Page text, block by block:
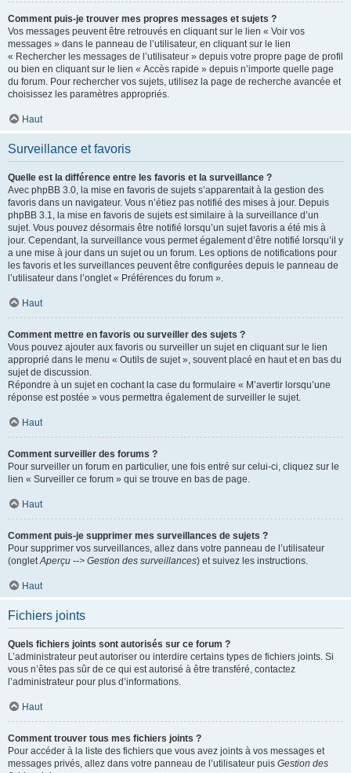
Comment puis-je trouver mes propres messages et sujets ?
Vos messages peuvent être retrouvés en cliquant sur le lien « Voir vos
messages » dans le panneau de l’utilisateur, en cliquant sur le lien
« Rechercher les messages de l’utilisateur » depuis votre propre page de profil
ou bien en cliquant sur le lien « Accès rapide » depuis n’importe quelle page
du forum. Pour rechercher vos sujets, utilisez la page de recherche avancée et
choisissez les paramètres appropriés.
Haut
Surveillance et favoris
Quelle est la différence entre les favoris et la surveillance ?
Avec phpBB 3.0, la mise en favoris de sujets s’apparentait à la gestion des
favoris dans un navigateur. Vous n’étiez pas notifié des mises à jour. Depuis
phpBB 3.1, la mise en favoris de sujets est similaire à la surveillance d’un
sujet. Vous pouvez désormais être notifié lorsqu’un sujet favoris a été mis à
jour. Cependant, la surveillance vous permet également d’être notifié lorsqu’il y
a une mise à jour dans un sujet ou un forum. Les options de notifications pour
les favoris et les surveillances peuvent être configurées depuis le panneau de
l’utilisateur dans l’onglet « Préférences du forum ».
Haut
Comment mettre en favoris ou surveiller des sujets ?
Vous pouvez ajouter aux favoris ou surveiller un sujet en cliquant sur le lien
approprié dans le menu « Outils de sujet », souvent placé en haut et en bas du
sujet de discussion.
Répondre à un sujet en cochant la case du formulaire « M’avertir lorsqu’une
réponse est postée » vous permettra également de surveiller le sujet.
Haut
Comment surveiller des forums ?
Pour surveiller un forum en particulier, une fois entré sur celui-ci, cliquez sur le
lien « Surveiller ce forum » qui se trouve en bas de page.
Haut
Comment puis-je supprimer mes surveillances de sujets ?
Pour supprimer vos surveillances, allez dans votre panneau de l’utilisateur
(ongletAperçu --> Gestion des surveillances) et suivez les instructions.
Haut
Fichiers joints
Quels fichiers joints sont autorisés sur ce forum ?
L’administrateur peut autoriser ou interdire certains types de fichiers joints. Si
vous n’êtes pas sûr de ce qui est autorisé à être transféré, contactez
l’administrateur pour plus d’informations.
Haut
Comment trouver tous mes fichiers joints ?
Pour accéder à la liste des fichiers que vous avez joints à vos messages et
messages privés, allez dans votre panneau de l’utilisateur puis Gestion des